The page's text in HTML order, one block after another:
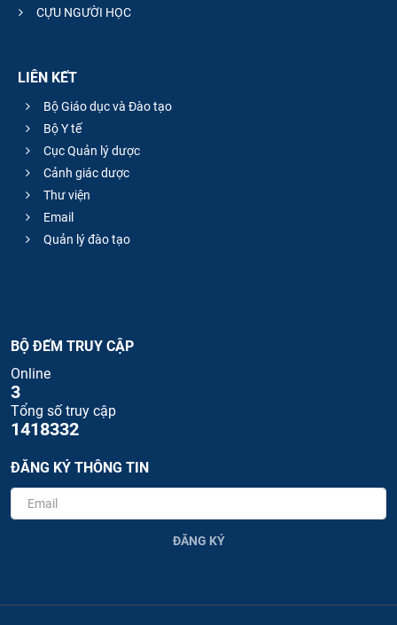
CỰU NGƯỜI HỌC
LIÊN KẾT
Bộ Giáo dục và Đào tạo
Bộ Y tế
Cục Quản lý dược
Cảnh giác dược
Thư viện
Email
Quản lý đào tạo
BỘ ĐẾM TRUY CẬP
Online
3
Tổng số truy cập
1418332
ĐĂNG KÝ THÔNG TIN
ĐĂNG KÝ